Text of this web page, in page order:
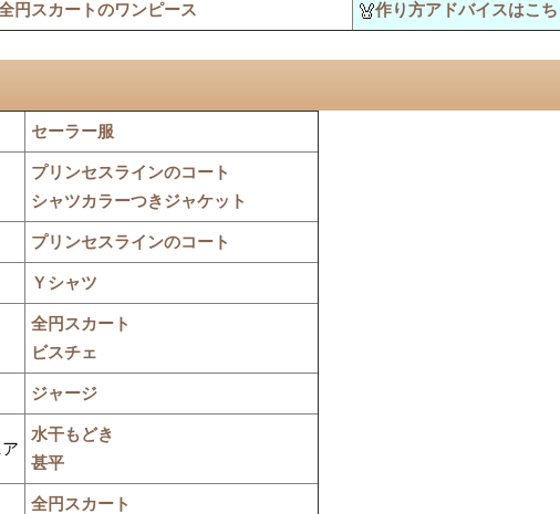
円スカートのワンピース 作り方アドバイスはこ
セーラー服
プリンセスラインのコート
シャツカラーつきジャケット
プリンセスラインのコート
Ｙシャツ
全円スカート
ビスチェ
ジャージ
水干もどき
甚平
全円スカート